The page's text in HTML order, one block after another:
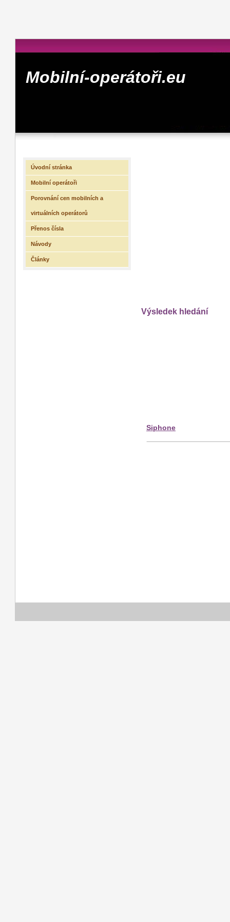
Mobilní-operátoři.eu
Výsledek hledání
Siphone
Úvodní stránka
Mobilní operátoři
Porovnání cen mobilních a
virtuálních operátorů
Přenos čísla
Návody
Články